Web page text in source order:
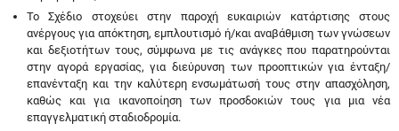
Το Σχέδιο στοχεύει στην παροχή ευκαιριών κατάρτισης στους
ανέργους για απόκτηση, εμπλουτισμό ή/και αναβάθμιση των γνώσεων
και δεξιοτήτων τους, σύμφωνα με τις ανάγκες που παρατηρούνται
στην αγορά εργασίας, για διεύρυνση των προοπτικών για ένταξη/
επανένταξη και την καλύτερη ενσωμάτωσή τους στην απασχόληση,
καθώς και για ικανοποίηση των προσδοκιών τους για μια νέα
επαγγελματική σταδιοδρομία.